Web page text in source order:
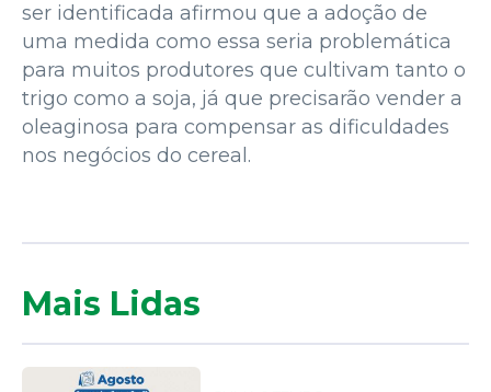
ser identificada afirmou que a adoção de
uma medida como essa seria problemática
para muitos produtores que cultivam tanto o
trigo como a soja, já que precisarão vender a
oleaginosa para compensar as dificuldades
nos negócios do cereal.
Mais Lidas